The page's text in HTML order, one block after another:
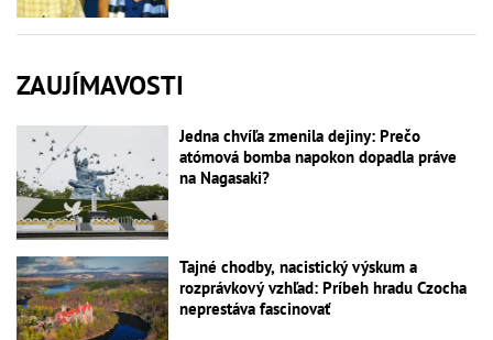
ZAUJÍMAVOSTI
Jedna chvíľa zmenila dejiny: Prečo
atómová bomba napokon dopadla práve
na Nagasaki?
Tajné chodby, nacistický výskum a
rozprávkový vzhľad: Príbeh hradu Czocha
neprestáva fascinovať